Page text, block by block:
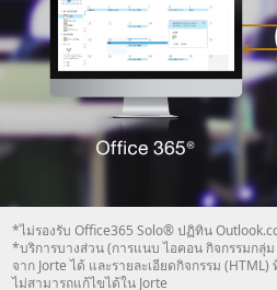
*ไม่รองรับ Office365 Solo® ปฏิทิน
*บริการบางส่วน (การแนบ ไอคอน กิจกรรมกลุ่
จาก Jorte ได้ และรายละเอียดกิจกรรม
ไม่สามารถแก้ไขได้ใน Jorte